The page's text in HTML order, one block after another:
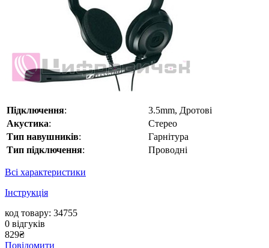
Підключення:
3.5mm, Дротові
Акустика:
Стерео
Тип навушників:
Гарнітура
Тип підключення: Проводні
Всі характеристики
Інструкція
код товару: 34755
0 відгуків
829₴
Повідомити